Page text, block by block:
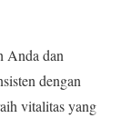
Anda dan
dengan
vitalitas yang